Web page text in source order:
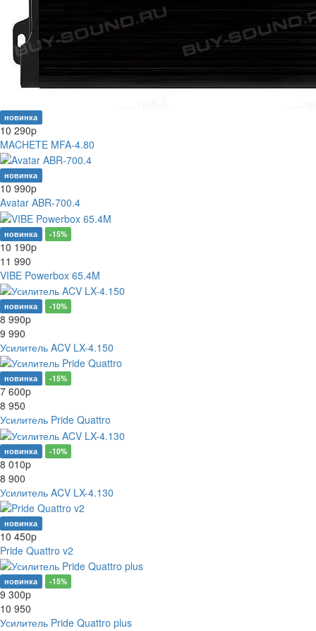
новинка
10 290p
MACHETE MFA-4.80
новинка
10 990p
Avatar ABR-700.4
новинка -15%
10 190p
11 990
VIBE Powerbox 65.4M
новинка -10%
8 990p
9 990
Усилитель ACV LX-4.150
новинка -15%
7 600p
8 950
Усилитель Pride Quattro
новинка -10%
8 010p
8 900
Усилитель ACV LX-4.130
новинка
10 450p
Pride Quattro v2
новинка -15%
9 300p
10 950
Усилитель Pride Quattro plus